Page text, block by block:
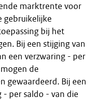
marktrente voor
gebruikelijke
bij het
Bij een stijging van
een verzwaring - per
de
gewaardeerd. Bij een
per saldo - van die